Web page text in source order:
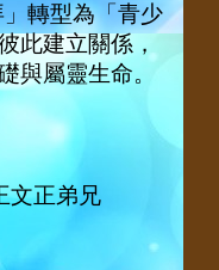
轉型為「青少
此建立關係，
與屬靈生命。
文正弟兄